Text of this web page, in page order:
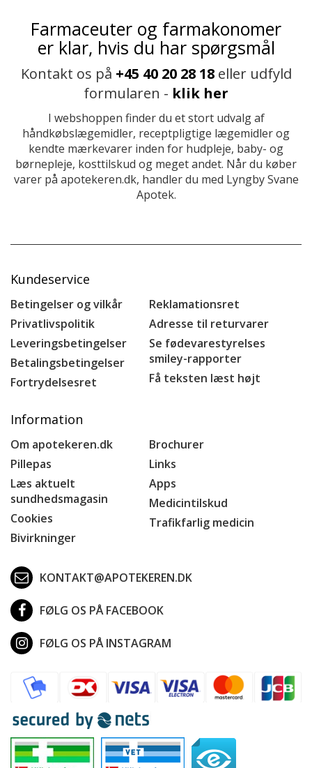
Farmaceuter og farmakonomer
er klar, hvis du har spørgsmål
Kontakt os på +45 40 20 28 18eller udfyld
formularen - klik her
I webshoppen finder du et stort udvalg af
håndkøbslægemidler, receptpligtige lægemidler og
kendte mærkevarer inden for hudpleje, baby- og
børnepleje, kosttilskud og meget andet. Når du køber
varer på apotekeren.dk, handler du med Lyngby Svane
Apotek.
Kundeservice
Betingelser og vilkår
Privatlivspolitik
Leveringsbetingelser
Betalingsbetingelser
Fortrydelsesret
Reklamationsret
Adresse til returvarer
Se fødevarestyrelses
smiley-rapporter
Få teksten læst højt
Information
Om apotekeren.dk
Pillepas
Læs aktuelt
sundhedsmagasin
Cookies
Bivirkninger
Brochurer
Links
Apps
Medicintilskud
Trafikfarlig medicin
KONTAKT@APOTEKEREN.DK
FØLG OS PÅ FACEBOOK
FØLG OS PÅ INSTAGRAM